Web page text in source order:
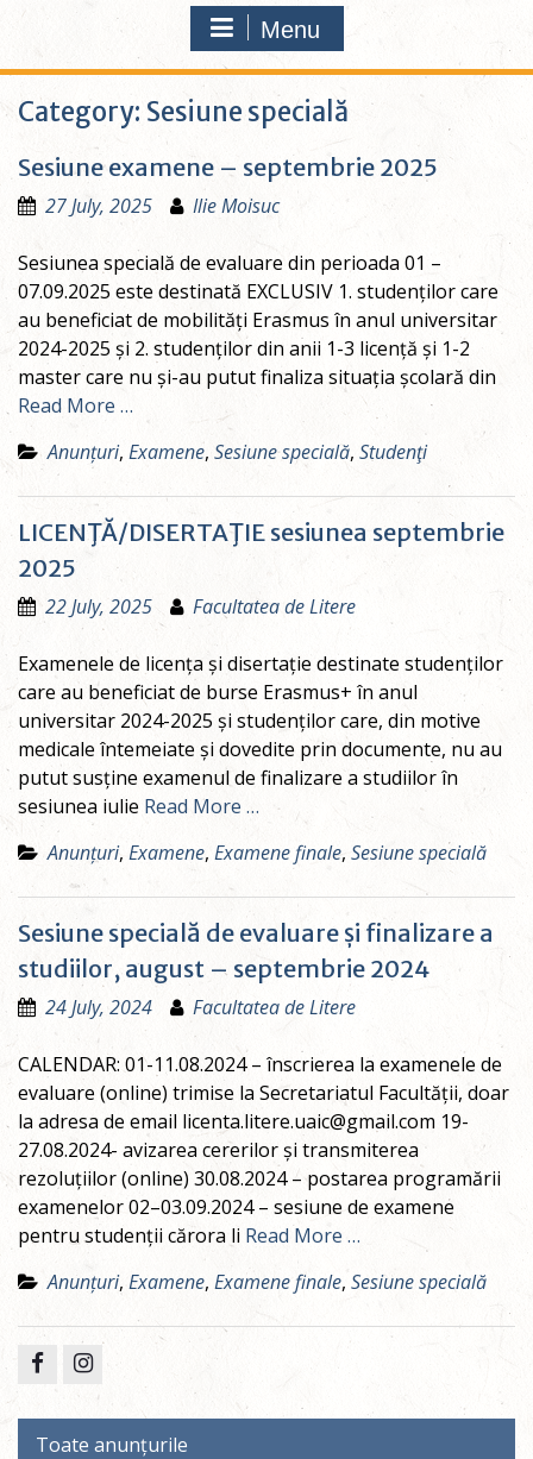
Menu
Category: Sesiune specială
Sesiune examene – septembrie 2025
27 July, 2025 Ilie Moisuc
Sesiunea specială de evaluare din perioada 01 –
07.09.2025 este destinată EXCLUSIV 1. studenților care
au beneficiat de mobilități Erasmus în anul universitar
2024-2025 și 2. studenților din anii 1-3 licență și 1-2
master care nu și-au putut finaliza situația școlară din
Read More …
Anunțuri, Examene, Sesiune specială, Studenţi
LICENŢĂ/DISERTAŢIE sesiunea septembrie
2025
22 July, 2025 Facultatea de Litere
Examenele de licența și disertație destinate studenților
care au beneficiat de burse Erasmus+ în anul
universitar 2024-2025 și studenților care, din motive
medicale întemeiate și dovedite prin documente, nu au
putut susține examenul de finalizare a studiilor în
sesiunea iulie Read More …
Anunțuri, Examene, Examene finale, Sesiune specială
Sesiune specială de evaluare și finalizare a
studiilor, august – septembrie 2024
24 July, 2024 Facultatea de Litere
CALENDAR: 01-11.08.2024 – înscrierea la examenele de
evaluare (online) trimise la Secretariatul Facultății, doar
la adresa de email licenta.litere.uaic@gmail.com 19-
27.08.2024- avizarea cererilor și transmiterea
rezoluțiilor (online) 30.08.2024 – postarea programării
examenelor 02–03.09.2024 – sesiune de examene
pentru studenții cărora li Read More …
Anunțuri, Examene, Examene finale, Sesiune specială
FacebookInstagram
Toate anunțurile